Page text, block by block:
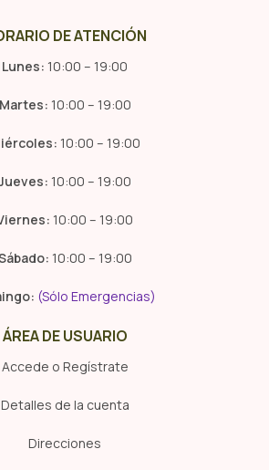
DE ATENCIÓN
Lunes: 10:00 – 19:00
Martes: 10:00 – 19:00
10:00 – 19:00
10:00 – 19:00
10:00 – 19:00
10:00 – 19:00
(Sólo Emergencias)
ÁREA DE USUARIO
Accede o Regístrate
Detalles de la cuenta
Direcciones